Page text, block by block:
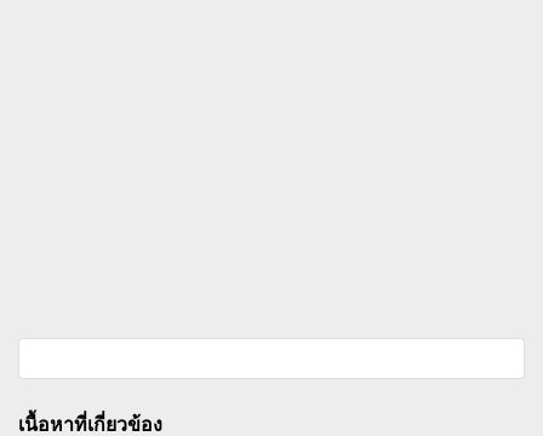
เนื้อหาที่เกี่ยวข้อง